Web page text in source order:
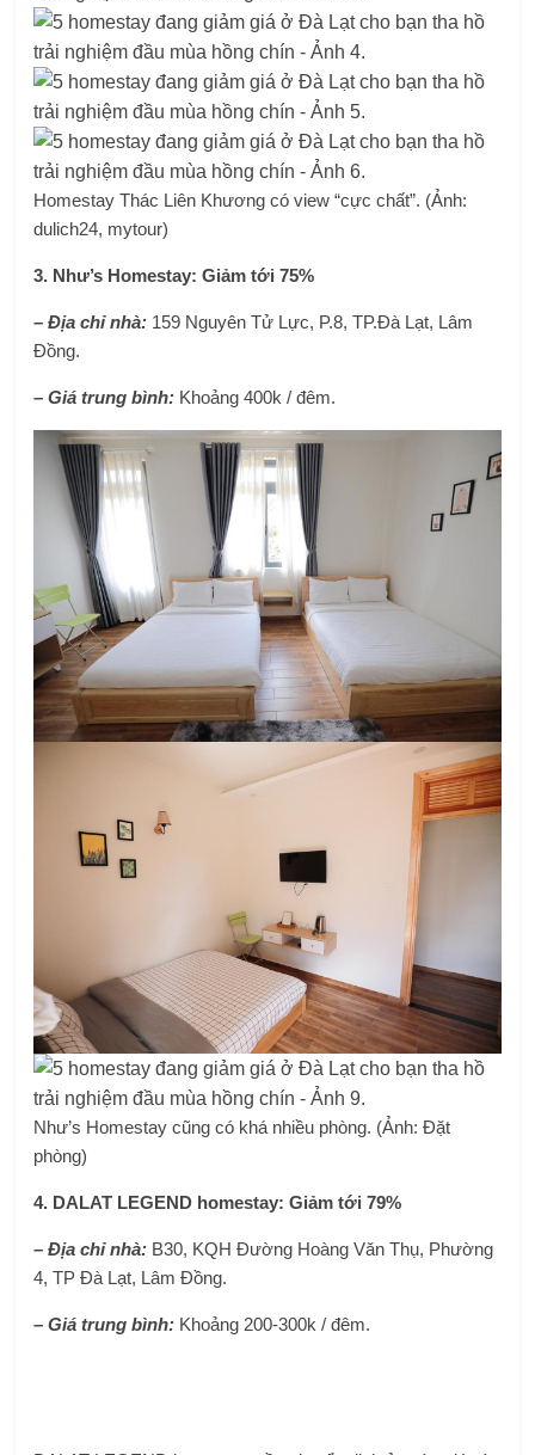
Homestay Thác Liên Khương có view “cực chất”. (Ảnh:
dulich24, mytour)
3. Như’s Homestay: Giảm tới 75%
– Địa chỉ nhà: 159 Nguyên Tử Lực, P.8, TP.Đà Lạt, Lâm
Đồng.
– Giá trung bình: Khoảng 400k / đêm.
Như’s Homestay cũng có khá nhiều phòng. (Ảnh: Đặt
phòng)
4. DALAT LEGEND homestay: Giảm tới 79%
– Địa chỉ nhà: B30, KQH Đường Hoàng Văn Thụ, Phường
4, TP Đà Lạt, Lâm Đồng.
– Giá trung bình: Khoảng 200-300k / đêm.